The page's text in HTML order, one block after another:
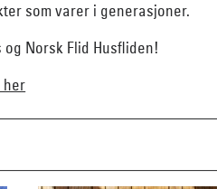
som varer i generasjoner.
Norsk Flid Husfliden!
her